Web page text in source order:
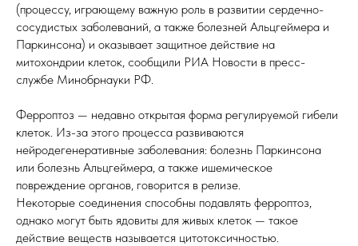
(процессу, играющему важную роль в развитии сердечно-
сосудистых заболеваний, а также болезней Альцгеймера и
Паркинсона) и оказывает защитное действие на
митохондрии клеток, сообщили РИА Новости в пресс-
службе Минобрнауки РФ.
Ферроптоз — недавно открытая форма регулируемой гибели
клеток. Из-за этого процесса развиваются
нейродегенеративные заболевания: болезнь Паркинсона
или болезнь Альцгеймера, а также ишемическое
повреждение органов, говорится в релизе.
Некоторые соединения способны подавлять ферроптоз,
однако могут быть ядовиты для живых клеток — такое
действие веществ называется цитотоксичностью.